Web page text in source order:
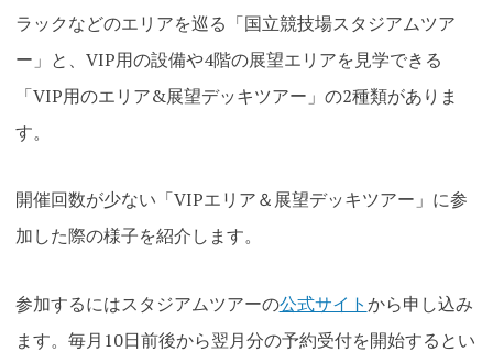
ラックなどのエリアを巡る「国立競技場スタジアムツア
ー」と、VIP用の設備や4階の展望エリアを見学できる
「VIP用のエリア&展望デッキツアー」の2種類がありま
す。
開催回数が少ない「VIPエリア＆展望デッキツアー」に参
加した際の様子を紹介します。
参加するにはスタジアムツアーの公式サイトから申し込み
ます。毎月10日前後から翌月分の予約受付を開始するとい